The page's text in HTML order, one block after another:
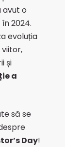
avut o
2024.
evoluția
și
a
să se
Day!